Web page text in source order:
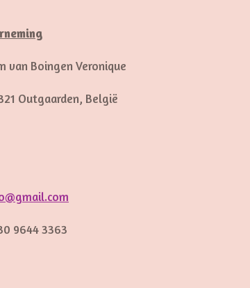
van Boingen Veronique
Outgaarden, België
9644 3363